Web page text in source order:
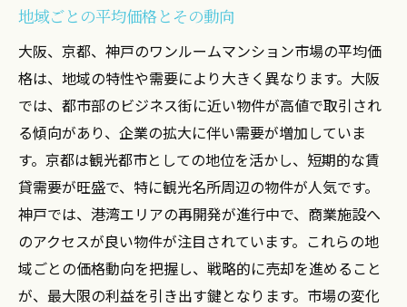
地域ごとの平均価格とその動向
大阪、京都、神戸のワンルームマンション市場の平均価
格は、地域の特性や需要により大きく異なります。大阪
では、都市部のビジネス街に近い物件が高値で取引され
る傾向があり、企業の拡大に伴い需要が増加していま
す。京都は観光都市としての地位を活かし、短期的な賃
貸需要が旺盛で、特に観光名所周辺の物件が人気です。
神戸では、港湾エリアの再開発が進行中で、商業施設へ
のアクセスが良い物件が注目されています。これらの地
域ごとの価格動向を把握し、戦略的に売却を進めること
が、最大限の利益を引き出す鍵となります。市場の変化